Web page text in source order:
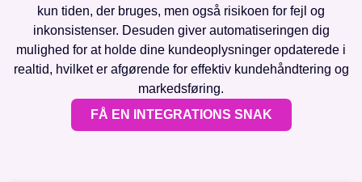
kun tiden, der bruges, men også risikoen for fejl og
inkonsistenser. Desuden giver automatiseringen dig
mulighed for at holde dine kundeoplysninger opdaterede i
realtid, hvilket er afgørende for effektiv kundehåndtering og
markedsføring.
FÅ EN INTEGRATIONS SNAK